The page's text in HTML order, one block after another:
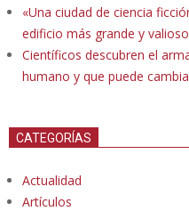
«Una ciudad de ciencia
edificio más grande y
Científicos descubren el
humano y que puede
CATEGORÍAS
Actualidad
Artículos